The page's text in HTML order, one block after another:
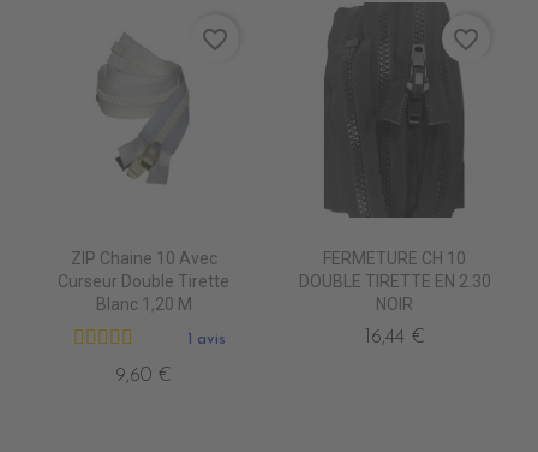
ZIP Chaine 10 Avec
Curseur Double Tirette
Blanc 1,20 M
1 avis
9,60 €
favorite_border
FERMETURE CH 10
DOUBLE TIRETTE EN 2.30
NOIR
16,44 €
favorite_border